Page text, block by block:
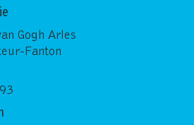
Gogh Arles
Fanton